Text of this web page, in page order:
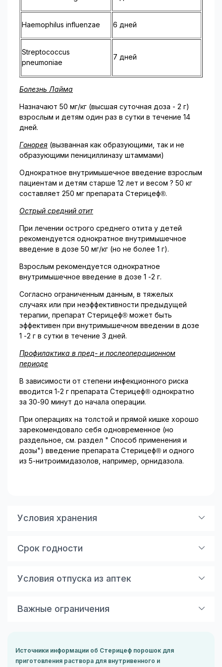
Haemophilus influenzae 6 дней
Streptococcus
pneumoniae
7 дней
Болезнь Лайма
Назначают 50 мг/кг (высшая суточная доза - 2 г)
взрослым и детям один раз в сутки в течение 14
дней.
Гонорея (вызванная как образующими, так и не
образующими пенициллиназу штаммами)
Однократное внутримышечное введение взрослым
пациентам и детям старше 12 лет и весом ? 50 кг
составляет 250 мг препарата Стерицеф®.
Острый средний отит
При лечении острого среднего отита у детей
рекомендуется однократное внутримышечное
введение в дозе 50 мг/кг (но не более 1 г).
Взрослым рекомендуется однократное
внутримышечное введение в дозе 1 -2 г.
Согласно ограниченным данным, в тяжелых
случаях или при неэффективности предыдущей
терапии, препарат Стерицеф® может быть
эффективен при внутримышечном введении в дозе
1 -2 г в сутки в течение 3 дней.
Профилактика в пред- и послеоперационном
периоде
В зависимости от степени инфекционного риска
вводится 1-2 г препарата Стерицеф® однократно
за 30-90 минут до начала операции.
При операциях на толстой и прямой кишке хорошо
зарекомендовало себя одновременное (но
раздельное, см. раздел " Способ применения и
дозы") введение препарата Стерицеф® и одного
из 5-нитроимидазолов, например, орнидазола.
Условия хранения
температуре ниже 25 °С.
Срок годности
Не использовать после истечения срока годности,
Условия отпуска из аптек
Важные ограничения
цефтриаксону возбудителями: сепсис; менингит;
диссеминированная болезнь Лайма (II и III стадии
Источники информации об Стерицеф порошок для
приготовления раствора для внутривенного и